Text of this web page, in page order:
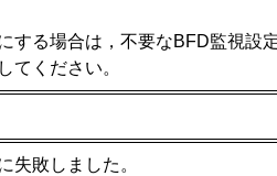
する場合は，不要なBFD監視設
てください。
失敗しました。